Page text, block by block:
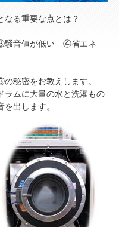
なる重要な点とは？
音値が低い ④省エネ
秘密をお教えします。
ラムに大量の水と洗濯もの
出します。